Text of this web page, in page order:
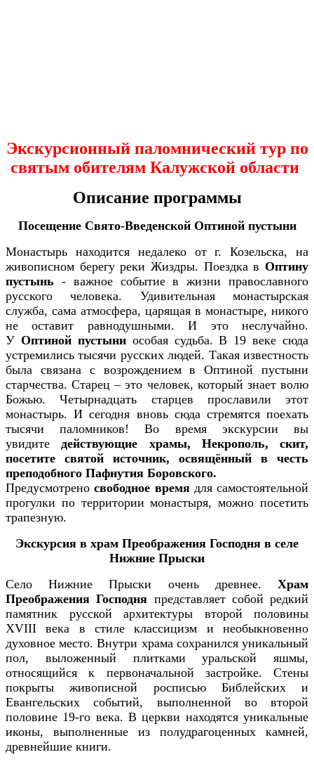
Экскурсионный паломнический тур по
святым обителям Калужской области
Описание программы
Посещение Свято-Введенской Оптиной пустыни
Монастырь находится недалеко от г. Козельска, на
живописном берегу реки Жиздры. Поездка в Оптину
пустынь - важное событие в жизни православного
русского человека. Удивительная монастырская
служба, сама атмосфера, царящая в монастыре, никого
не оставит равнодушными. И это неслучайно.
У Оптиной пустыниособая судьба. В 19 веке сюда
устремились тысячи русских людей. Такая известность
была связана с возрождением в Оптиной пустыни
старчества. Старец – это человек, который знает волю
Божью. Четырнадцать старцев прославили этот
монастырь. И сегодня вновь сюда стремятся поехать
тысячи паломников! Во время экскурсии вы
увидите действующие храмы, Некрополь, скит,
посетите святой источник, освящённый в честь
преподобного Пафнутия Боровского.
Предусмотреносвободное времядля самостоятельной
прогулки по территории монастыря, можно посетить
трапезную.
Экскурсия в храм Преображения Господня в селе
Нижние Прыски
Село Нижние Прыски очень древнее. Храм
Преображения Господня представляет собой редкий
памятник русской архитектуры второй половины
XVIII века в стиле классицизм и необыкновенно
духовное место. Внутри храма сохранился уникальный
пол, выложенный плитками уральской яшмы,
относящийся к первоначальной застройке. Стены
покрыты живописной росписью Библейских и
Евангельских событий, выполненной во второй
половине 19-го века. В церкви находятся уникальные
иконы, выполненные из полудрагоценных камней,
древнейшие книги.